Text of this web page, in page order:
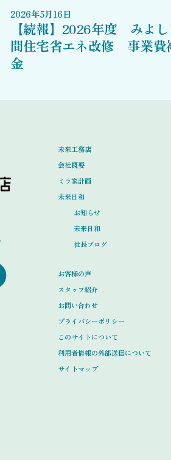
2026年5月16日
【続報】2026年度 みよ
間住宅省エネ改修 事業費
金
未来工務店
会社概要
ミラ家計画
未来日和
お知らせ
未来日和
社長ブログ
お客様の声
スタッフ紹介
お問い合わせ
プライバシーポリシー
このサイトについて
利用者情報の外部送信について
サイトマップ